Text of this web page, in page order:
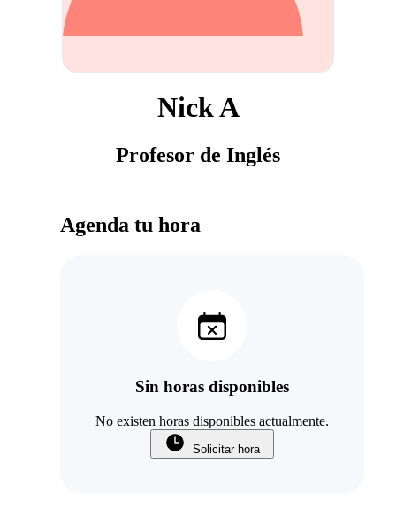
Nick A
Profesor de Inglés
Agenda tu hora
Sin horas disponibles
No existen horas disponibles actualmente.
Solicitar hora